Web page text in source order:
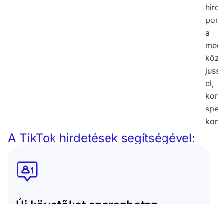
a
el,
A TikTok hirdetések segítségével: